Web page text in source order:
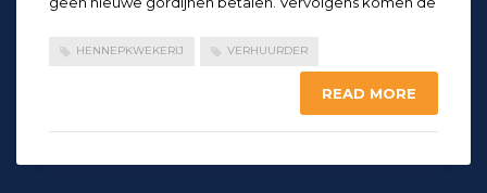
HENNEPKWEKERIJ VERHUURDER
READ MORE